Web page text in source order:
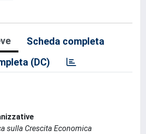
Scheda completa
(DC)
sulla Crescita Economica